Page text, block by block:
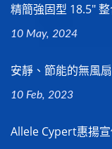
精簡強固型 18.5"
10 May, 2024
安靜、節能的無風
10 Feb, 2023
Allele Cypert惠揚